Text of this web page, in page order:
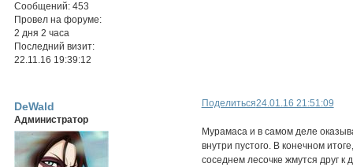
Сообщений: 453
Провел на форуме:
2 дня 2 часа
Последний визит:
22.11.16 19:39:12
Поделиться24.01.16 21:51:09
DeWald
Администратор
Мурамаса и в самом деле
внутри пустого. В конечном
соседнем лесочке жмутся друг к